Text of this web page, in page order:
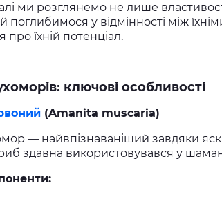
ми розглянемо не лише
поглибимося у відмінності між
їхній потенціал.
ключові особливості
(Amanita muscaria)
— найвпізнаваніший завдяки
здавна використовувався у